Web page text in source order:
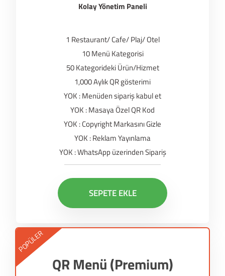
Kolay Yönetim Paneli
1 Restaurant/ Cafe/ Plaj/ Otel
10 Menü Kategorisi
50 Kategorideki Ürün/Hizmet
1,000 Aylık QR gösterimi
YOK : Menüden sipariş kabul et
YOK : Masaya Özel QR Kod
YOK : Copyright Markasını Gizle
YOK : Reklam Yayınlama
YOK : WhatsApp üzerinden Sipariş
SEPETE EKLE
POPÜLER
QR Menü (Premium)